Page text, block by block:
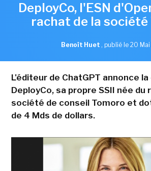
DeployCo, l'ESN
rachat de la société
Benoît Huet , publié le 20
L'éditeur de ChatGPT annonce
DeployCo, sa propre SSII née du
société de conseil Tomoro et
de 4 Mds de dollars.